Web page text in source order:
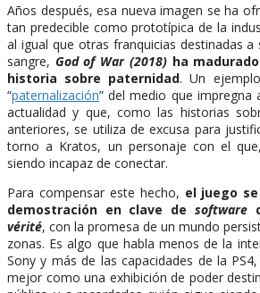
Años después, esa nueva imagen se ha
tan predecible como prototípica de la
al igual que otras franquicias destinadas a
sangre, God of War (2018) ha
historia sobre paternidad. Un
“paternalización” del medio que
actualidad y que, como las historias
anteriores, se utiliza de excusa para
torno a Kratos, un personaje con el
siendo incapaz de conectar.
Para compensar este hecho, el juego
demostración en clave de software
vérité, con la promesa de un mundo
zonas. Es algo que habla menos de la
Sony y más de las capacidades de la
mejor como una exhibición de poder